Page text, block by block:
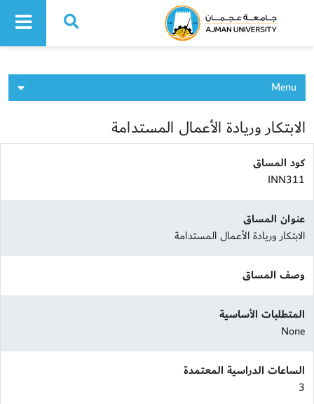
Ajman University
Menu
الابتكار وريادة الأعمال المستدامة
كود المساق
INN311
عنوان المساق
الابتكار وريادة الأعمال المستدامة
وصف المساق
المتطلبات الأساسية
None
الساعات الدراسية المعتمدة
3